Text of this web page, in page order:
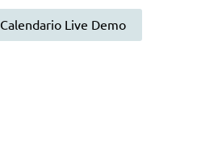
Calendario Live Demo